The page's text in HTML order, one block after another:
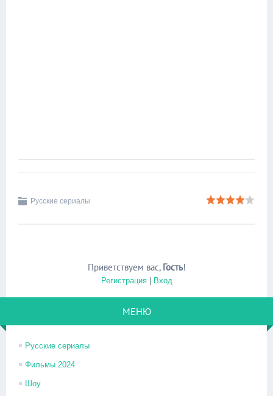
Русские сериалы
Приветствуем вас, Гость!
Регистрация| Вход
МЕНЮ
Русские сериалы
Фильмы 2024
Шоу